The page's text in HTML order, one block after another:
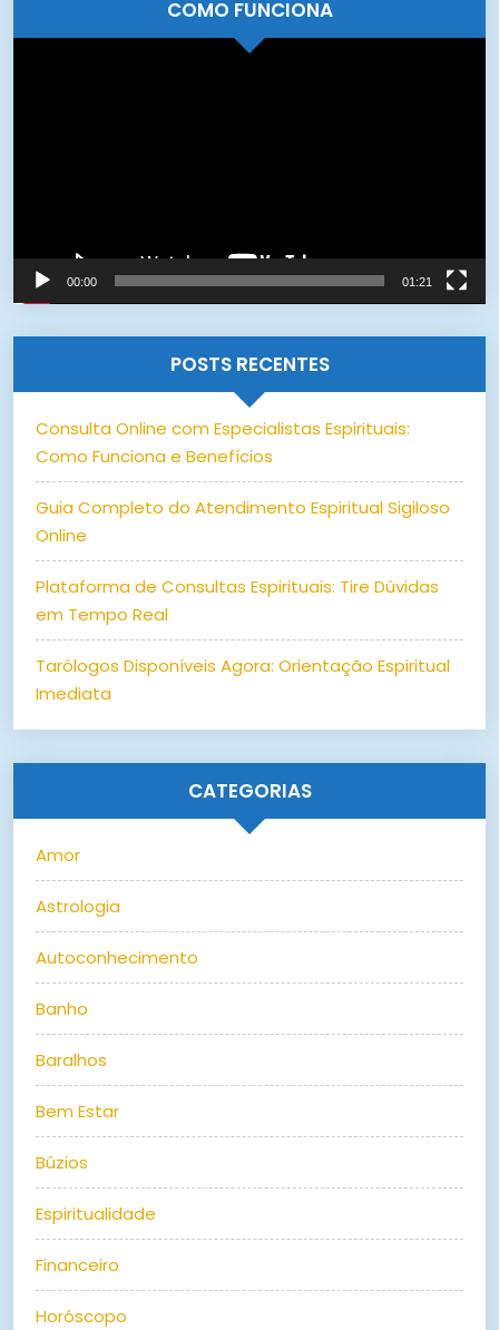
COMO FUNCIONA
00:00 01:21
POSTS RECENTES
Consulta Online com Especialistas Espirituais:
Como Funciona e Benefícios
Guia Completo do Atendimento Espiritual Sigiloso
Online
Plataforma de Consultas Espirituais: Tire Dúvidas
em Tempo Real
Tarólogos Disponíveis Agora: Orientação Espiritual
Imediata
CATEGORIAS
Amor
Astrologia
Autoconhecimento
Banho
Baralhos
Bem Estar
Búzios
Espiritualidade
Financeiro
Horóscopo